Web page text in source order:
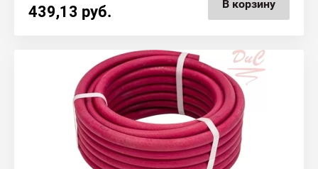
439,13 руб. В корзину